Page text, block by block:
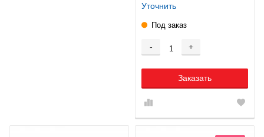
Уточнить
Под заказ
- +
Заказать